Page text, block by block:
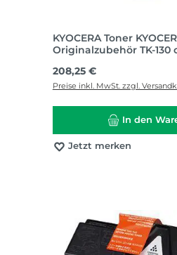
KYOCERA Toner
Originalzubehör TK-130
Regulärer Preis:
208,25 €
Preise inkl. MwSt. zzgl.
In den
Jetzt merken